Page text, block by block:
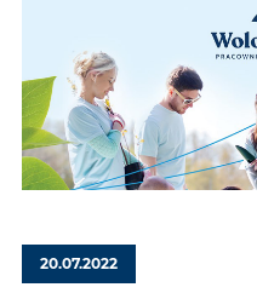
20.07.2022